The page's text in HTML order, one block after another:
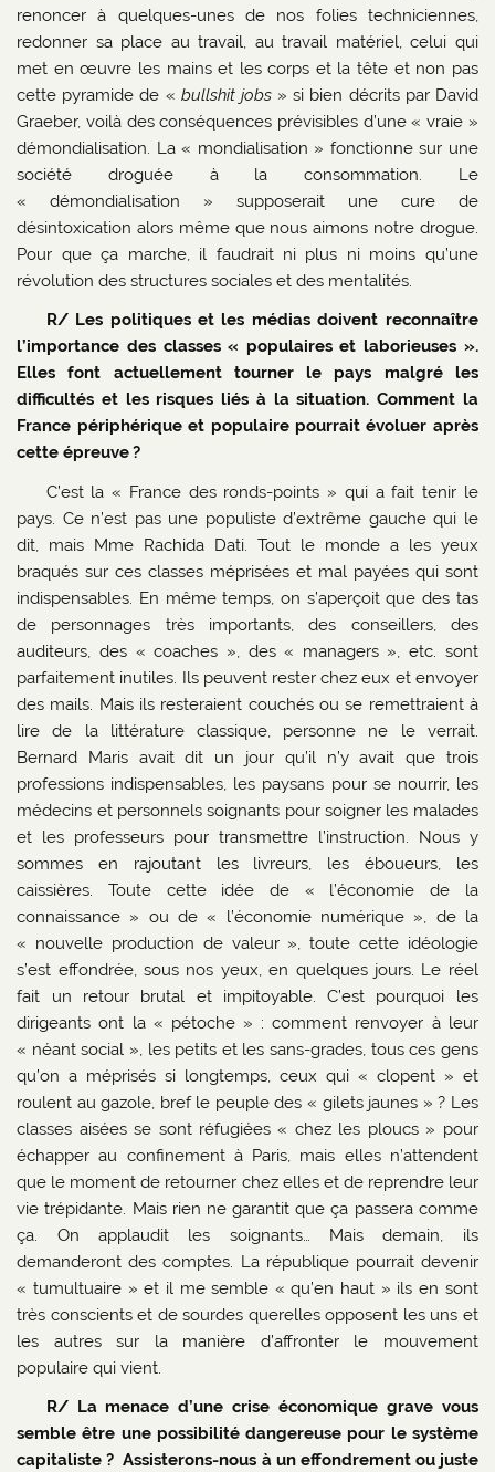
renoncer à quelques-unes de nos folies techniciennes,
redonner sa place au travail, au travail matériel, celui qui
met en œuvre les mains et les corps et la tête et non pas
cette pyramide de « bullshit jobs » si bien décrits par David
Graeber, voilà des conséquences prévisibles d’une « vraie »
démondialisation. La « mondialisation » fonctionne sur une
société droguée à la consommation. Le
« démondialisation » supposerait une cure de
désintoxication alors même que nous aimons notre drogue.
Pour que ça marche, il faudrait ni plus ni moins qu’une
révolution des structures sociales et des mentalités.
R/ Les politiques et les médias doivent reconnaître
l’importance des classes « populaires et laborieuses ».
Elles font actuellement tourner le pays malgré les
difficultés et les risques liés à la situation. Comment la
France périphérique et populaire pourrait évoluer après
cette épreuve ?
C’est la « France des ronds-points » qui a fait tenir le
pays. Ce n’est pas une populiste d’extrême gauche qui le
dit, mais Mme Rachida Dati. Tout le monde a les yeux
braqués sur ces classes méprisées et mal payées qui sont
indispensables. En même temps, on s’aperçoit que des tas
de personnages très importants, des conseillers, des
auditeurs, des « coaches », des « managers », etc. sont
parfaitement inutiles. Ils peuvent rester chez eux et envoyer
des mails. Mais ils resteraient couchés ou se remettraient à
lire de la littérature classique, personne ne le verrait.
Bernard Maris avait dit un jour qu’il n’y avait que trois
professions indispensables, les paysans pour se nourrir, les
médecins et personnels soignants pour soigner les malades
et les professeurs pour transmettre l’instruction. Nous y
sommes en rajoutant les livreurs, les éboueurs, les
caissières. Toute cette idée de « l’économie de la
connaissance » ou de « l’économie numérique », de la
« nouvelle production de valeur », toute cette idéologie
s’est effondrée, sous nos yeux, en quelques jours. Le réel
fait un retour brutal et impitoyable. C’est pourquoi les
dirigeants ont la « pétoche » : comment renvoyer à leur
« néant social », les petits et les sans-grades, tous ces gens
qu’on a méprisés si longtemps, ceux qui « clopent » et
roulent au gazole, bref le peuple des « gilets jaunes » ? Les
classes aisées se sont réfugiées « chez les ploucs » pour
échapper au confinement à Paris, mais elles n’attendent
que le moment de retourner chez elles et de reprendre leur
vie trépidante. Mais rien ne garantit que ça passera comme
ça. On applaudit les soignants… Mais demain, ils
demanderont des comptes. La république pourrait devenir
« tumultuaire » et il me semble « qu’en haut » ils en sont
très conscients et de sourdes querelles opposent les uns et
les autres sur la manière d’affronter le mouvement
populaire qui vient.
R/ La menace d’une crise économique grave vous
semble être une possibilité dangereuse pour le système
capitaliste ? Assisterons-nous à un effondrement ou juste